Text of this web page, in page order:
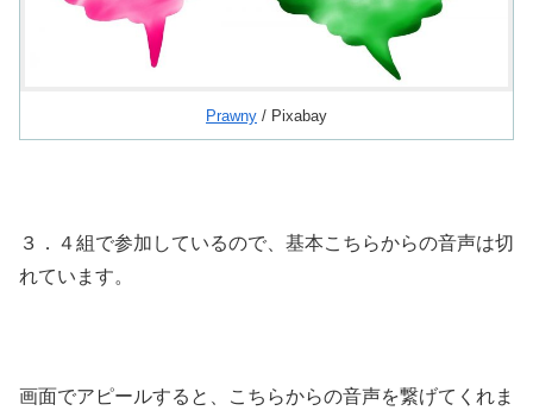
Prawny / Pixabay
３．４組で参加しているので、基本こちらからの音声は切
れています。
画面でアピールすると、こちらからの音声を繋げてくれま